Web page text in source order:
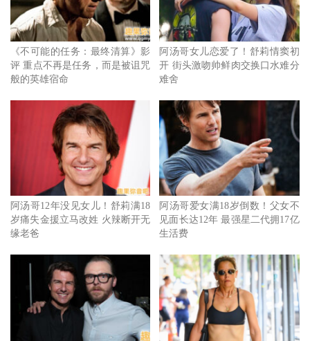
《不可能的任务：最终清算》影
评 重点不再是任务，而是被诅咒
般的英雄宿命
阿汤哥女儿恋爱了！舒莉情窦初
开 街头激吻帅鲜肉交换口水难分
难舍
阿汤哥12年没见女儿！舒莉满18
岁痛失金援立马改姓 火辣断开无
缘老爸
阿汤哥爱女满18岁倒数！父女不
见面长达12年 最强星二代拥17亿
生活费